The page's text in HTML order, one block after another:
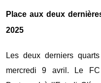
Place aux deux
2025
Les deux derniers
mercredi 9 avril. Le